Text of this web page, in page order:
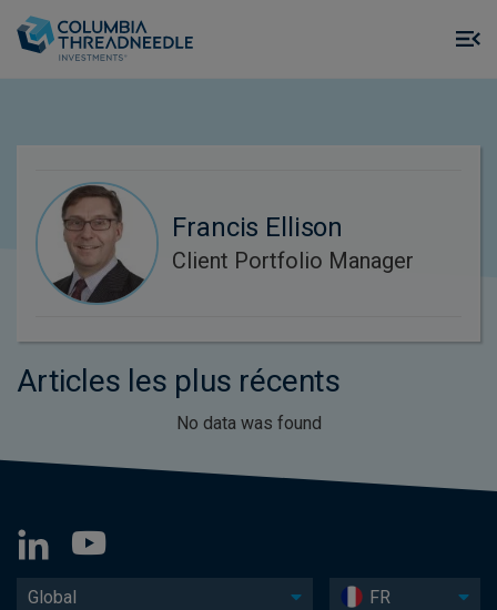
Francis Ellison
Client Portfolio Manager
Articles les plus récents
No data was found
Global FR